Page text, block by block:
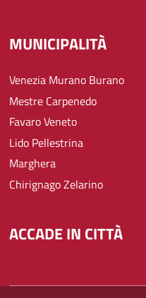
MUNICIPALITÀ
Venezia Murano Burano
Mestre Carpenedo
Favaro Veneto
Lido Pellestrina
Marghera
Chirignago Zelarino
ACCADE IN CITTÀ